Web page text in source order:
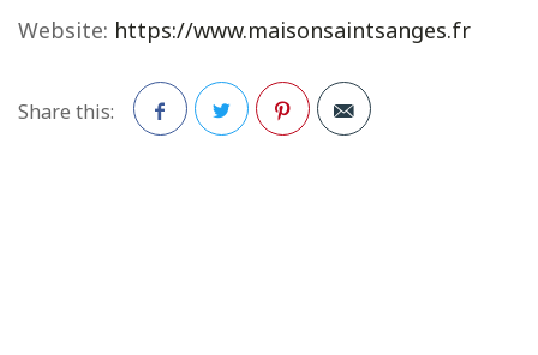
Website: https://www.maisonsaintsanges.fr
Share this: